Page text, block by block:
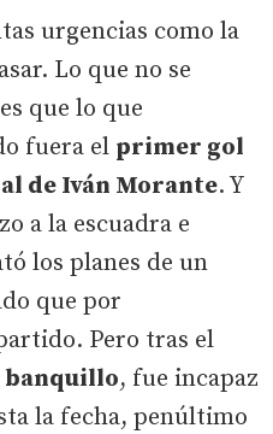
urgencias como la
Lo que no se
es que lo que
fuera el primer gol
de Iván Morante. Y
a la escuadra e
los planes de un
que por
Pero tras el
banquillo, fue incapaz
la fecha, penúltimo